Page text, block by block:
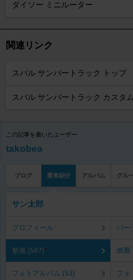
ダイソー ミニルーター
関連リンク
スバル サンバートラック トップ
スバル サンバートラック カスタ
この記事を書いたユーザー
takobea
ブログ 愛車紹介 アルバム グル
サン太郎
プロフィール パー
整備 (587)* 燃費
フォトアルバム (53) フォ